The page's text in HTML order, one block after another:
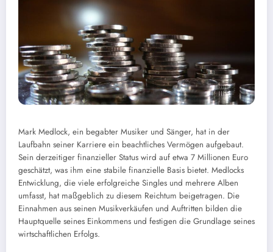
Mark Medlock, ein begabter Musiker und Sänger, hat in der
Laufbahn seiner Karriere ein beachtliches Vermögen aufgebaut.
Sein derzeitiger finanzieller Status wird auf etwa 7 Millionen Euro
geschätzt, was ihm eine stabile finanzielle Basis bietet. Medlocks
Entwicklung, die viele erfolgreiche Singles und mehrere Alben
umfasst, hat maßgeblich zu diesem Reichtum beigetragen. Die
Einnahmen aus seinen Musikverkäufen und Auftritten bilden die
Hauptquelle seines Einkommens und festigen die Grundlage seines
wirtschaftlichen Erfolgs.